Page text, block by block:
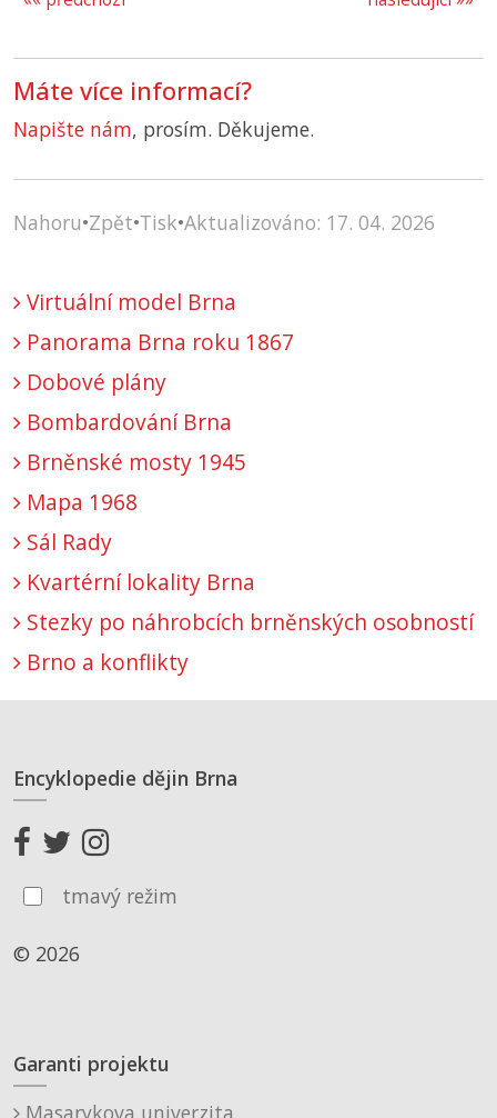
Máte více informací?
Napište nám, prosím. Děkujeme.
Nahoru•Zpět•Tisk•Aktualizováno: 17. 04. 2026
Virtuální model Brna
Panorama Brna roku 1867
Dobové plány
Bombardování Brna
Brněnské mosty 1945
Mapa 1968
Sál Rady
Kvartérní lokality Brna
Stezky po náhrobcích brněnských osobností
Brno a konflikty
Encyklopedie dějin Brna
tmavý režim
© 2026
Garanti projektu
Masarykova univerzita